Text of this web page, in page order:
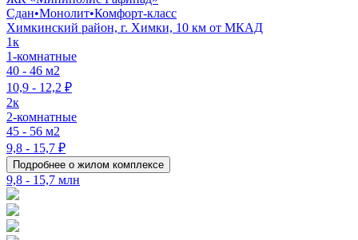
Сдан•Монолит•Комфорт-класс
Химкинский район, г. Химки, 10 км от МКАД
1к
1-комнатные
40 - 46 м2
10,9 - 12,2 ₽
2к
2-комнатные
45 - 56 м2
9,8 - 15,7 ₽
Подробнее о жилом комплексе
9,8 - 15,7 млн